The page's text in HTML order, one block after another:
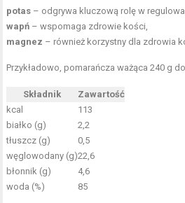
potas – odgrywa kluczową rolę w
wapń – wspomaga zdrowie kości,
magnez – również korzystny dla zdrowia
Przykładowo, pomarańcza ważąca 240 g
Składnik
Zawartość
kcal
113
białko (g)
2,2
tłuszcz (g)
0,5
węglowodany (g)22,6
błonnik (g)
4,6
woda (%)
85